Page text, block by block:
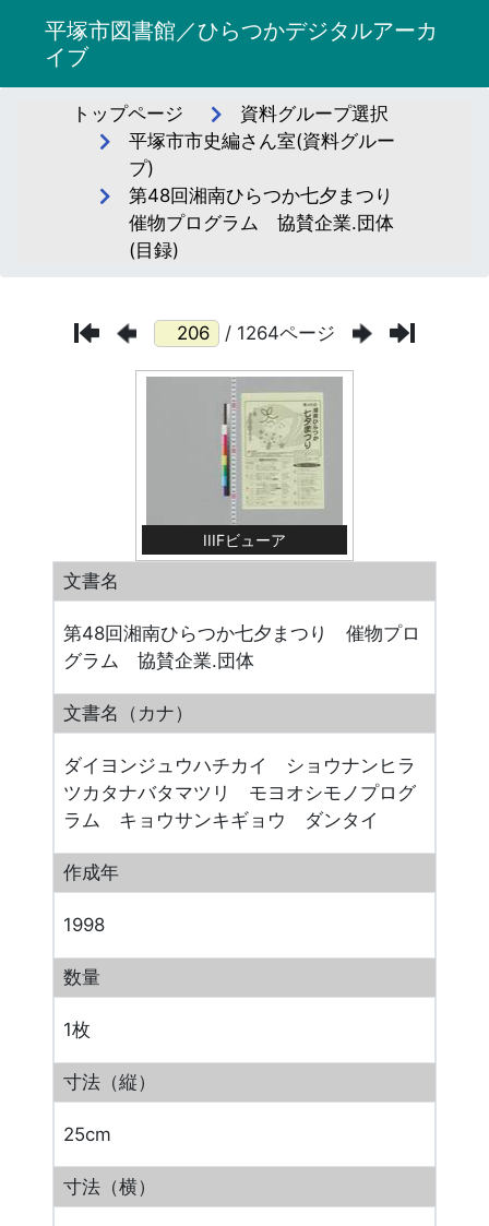
平塚市図書館／ひらつかデジタルアーカ
イブ
トップページ
資料グループ選択
平塚市市史編さん室(資料グルー
プ)
第48回湘南ひらつか七夕まつり
催物プログラム 協賛企業.団体
(目録)
/ 1264ページ
IIIFビューア
文書名
第48回湘南ひらつか七夕まつり 催物プロ
グラム 協賛企業.団体
文書名（カナ）
ダイヨンジュウハチカイ ショウナンヒラ
ツカタナバタマツリ モヨオシモノプログ
ラム キョウサンキギョウ ダンタイ
作成年
1998
数量
1枚
寸法（縦）
25cm
寸法（横）